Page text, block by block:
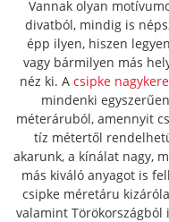
Vannak olyan
divatból, mindig is
épp ilyen, hiszen
vagy bármilyen más
néz ki. A csipke
mindenki
méteráruból, amennyit
tíz métertől
akarunk, a kínálat nagy,
más kiváló anyagot is
csipke méretáru
valamint